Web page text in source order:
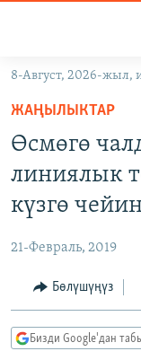
Навигацияга
өтүңүз
Издөөгө
салыңыз
МАДАНИЯТ
ТВ
БҮГҮН АЗАТТЫКТА
ПОДКАСТ
8-Август, 2026-жыл,
ЖАҢЫЛЫКТАР
Өсмөгө
линиялык
күзгө
21-Февраль, 2019
Бөлүшүңүз
Бизди Google'дан